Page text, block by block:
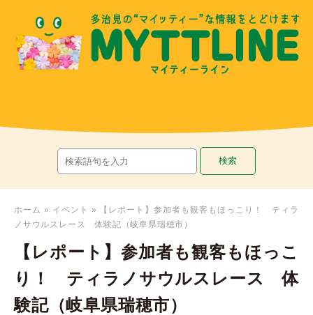
ホーム » イベント »
【レポート】参加者も観客もほっこり！ ティラ
ノサウルスレース 体験記（岐阜県瑞穂市）
【レポート】参加者も観客もほっこ
り！ ティラノサウルスレース 体
験記（岐阜県瑞穂市）